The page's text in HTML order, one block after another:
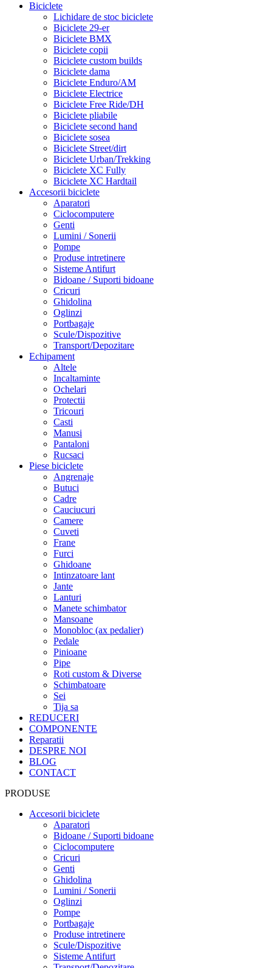
Biciclete
Lichidare de stoc biciclete
Biciclete 29-er
Biciclete BMX
Biciclete copii
Biciclete custom builds
Biciclete dama
Biciclete Enduro/AM
Biciclete Electrice
Biciclete Free Ride/DH
Biciclete pliabile
Biciclete second hand
Biciclete sosea
Biciclete Street/dirt
Biciclete Urban/Trekking
Biciclete XC Fully
Biciclete XC Hardtail
Accesorii biciclete
Aparatori
Ciclocomputere
Genti
Lumini / Sonerii
Pompe
Produse intretinere
Sisteme Antifurt
Bidoane / Suporti bidoane
Cricuri
Ghidolina
Oglinzi
Portbagaje
Scule/Dispozitive
Transport/Depozitare
Echipament
Altele
Incaltaminte
Ochelari
Protectii
Tricouri
Casti
Manusi
Pantaloni
Rucsaci
Piese biciclete
Angrenaje
Butuci
Cadre
Cauciucuri
Camere
Cuveti
Frane
Furci
Ghidoane
Intinzatoare lant
Jante
Lanturi
Manete schimbator
Mansoane
Monobloc (ax pedalier)
Pedale
Pinioane
Pipe
Roti custom & Diverse
Schimbatoare
Sei
Tija sa
REDUCERI
COMPONENTE
Reparatii
DESPRE NOI
BLOG
CONTACT
PRODUSE
Accesorii biciclete
Aparatori
Bidoane / Suporti bidoane
Ciclocomputere
Cricuri
Genti
Ghidolina
Lumini / Sonerii
Oglinzi
Pompe
Portbagaje
Produse intretinere
Scule/Dispozitive
Sisteme Antifurt